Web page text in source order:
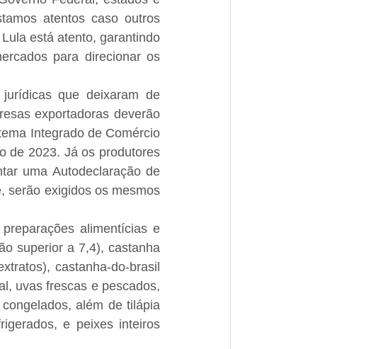
atentos caso outros
está atento, garantindo
para direcionar os
que deixaram de
exportadoras deverão
Integrado de Comércio
de 2023. Já os produtores
uma Autodeclaração de
serão exigidos os mesmos
alimentícias e
superior a 7,4), castanha
castanha-do-brasil
uvas frescas e pescados,
além de tilápia
e peixes inteiros